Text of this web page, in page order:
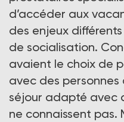
d’accéder aux
des enjeux
de socialisation.
avaient le choix de
avec des
séjour adapté avec
ne connaissent pas.